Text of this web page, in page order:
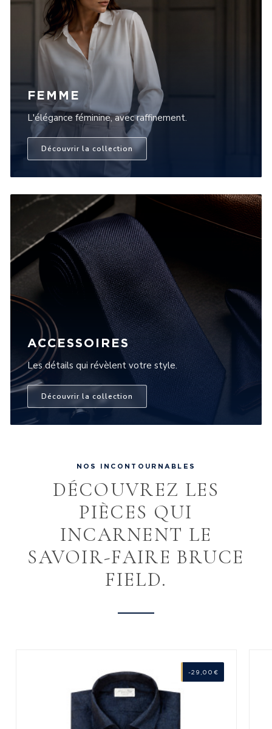
FEMME
L'élégance féminine, avec raffinement.
Découvrir la collection
ACCESSOIRES
Les détails qui révèlent votre style.
Découvrir la collection
NOS INCONTOURNABLES
DÉCOUVREZ LES
PIÈCES QUI
INCARNENT LE
SAVOIR-FAIRE BRUCE
FIELD.
-29,00 €